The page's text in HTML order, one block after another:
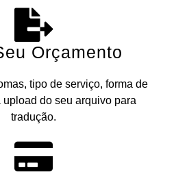
Orçamento
tipo de serviço, forma de
upload do seu arquivo para
tradução.